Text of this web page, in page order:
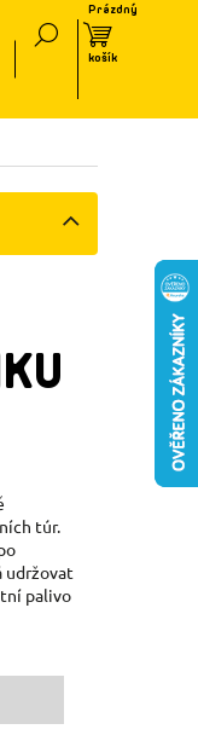
túr.
udržovat
palivo